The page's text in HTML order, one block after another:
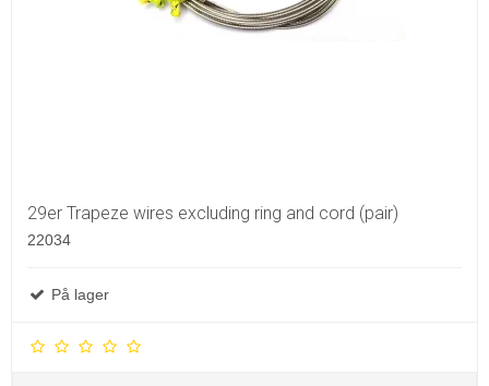
29er Trapeze wires excluding ring and cord (pair)
22034
På lager